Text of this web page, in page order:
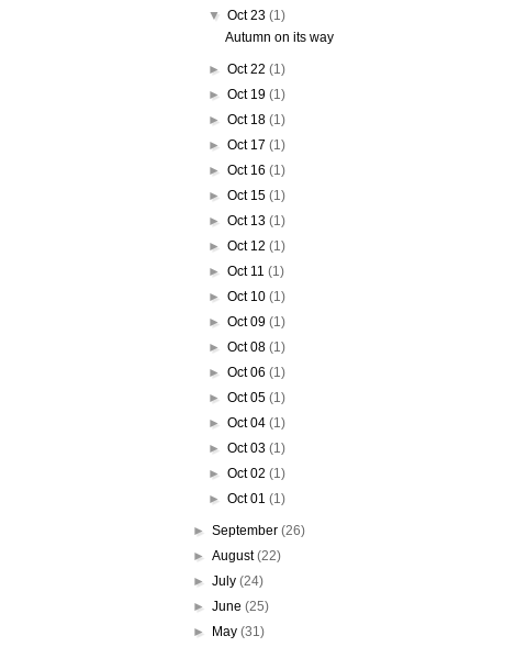
▼Oct 23(1)
Autumn on its way
►Oct 22(1)
►Oct 19(1)
►Oct 18(1)
►Oct 17(1)
►Oct 16(1)
►Oct 15(1)
►Oct 13(1)
►Oct 12(1)
►Oct 11(1)
►Oct 10(1)
►Oct 09(1)
►Oct 08(1)
►Oct 06(1)
►Oct 05(1)
►Oct 04(1)
►Oct 03(1)
►Oct 02(1)
►Oct 01(1)
► September (26)
► August(22)
► July (24)
► June (25)
►
May (31)